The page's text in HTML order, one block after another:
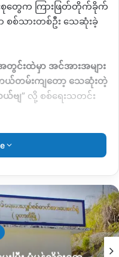
တွေက ကြားဖြတ်တိုက်ခိုက်
စစ်သားတစ်ဦး သေဆုံးခဲ့
းထဲမှာ အင်အားအများ
ကယ်တမ်းကျတော့ သေဆုံးတဲ့
ဗျ” လို့ စစ်ရေးသတင်း
ထီးချိုင့်နဲ့ ကသာကြား
ရာအတိအကျနဲ့ နှစ်ဖက်
နိုင်ခြင်းမရှိသေးဘဲ
က်လက်ရှိနေတယ်လို့ သိရပါ